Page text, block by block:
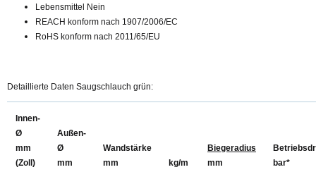
Lebensmittel Nein
REACH konform nach 1907/2006/EC
RoHS konform nach 2011/65/EU
Detaillierte Daten Saugschlauch grün:
Innen-
Ø
mm
(Zoll)
Außen-
Ø
mm
Wandstärke
mm
kg/m
Biegeradius
mm
bar*